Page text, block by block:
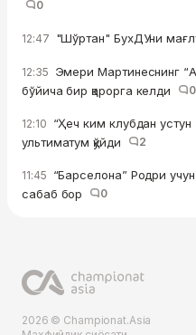
0
12:47 "Шўртан" БухДУни
12:35 Эмери Мартинеснинг
бўйича бир қарорга келди
0
12:10 “Ҳеч ким клубдан
ультиматум қўйди
2
11:45 “Барселона” Родри
сабаб бор
0
2026 © Championat.Asia